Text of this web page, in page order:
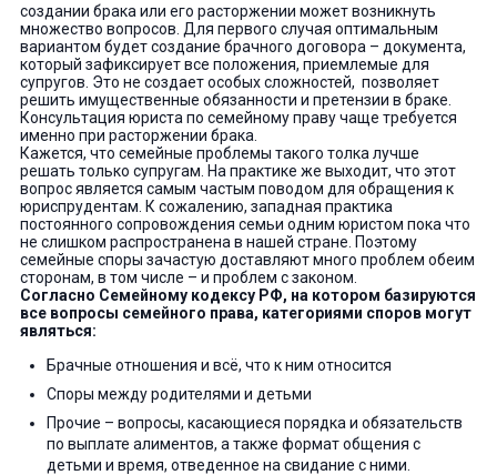
создании брака или его расторжении может возникнуть
множество вопросов. Для первого случая оптимальным
вариантом будет создание брачного договора – документа,
который зафиксирует все положения, приемлемые для
супругов. Это не создает особых сложностей, позволяет
решить имущественные обязанности и претензии в браке.
Консультация юриста по семейному праву чаще требуется
именно при расторжении брака.
Кажется, что семейные проблемы такого толка лучше
решать только супругам. На практике же выходит, что этот
вопрос является самым частым поводом для обращения к
юриспрудентам. К сожалению, западная практика
постоянного сопровождения семьи одним юристом пока что
не слишком распространена в нашей стране. Поэтому
семейные споры зачастую доставляют много проблем обеим
сторонам, в том числе – и проблем с законом.
Согласно Семейному кодексу РФ, на котором базируются
все вопросы семейного права, категориями споров могут
являться:
Брачные отношения и всё, что к ним относится
Споры между родителями и детьми
Прочие – вопросы, касающиеся порядка и обязательств
по выплате алиментов, а также формат общения с
детьми и время, отведенное на свидание с ними.